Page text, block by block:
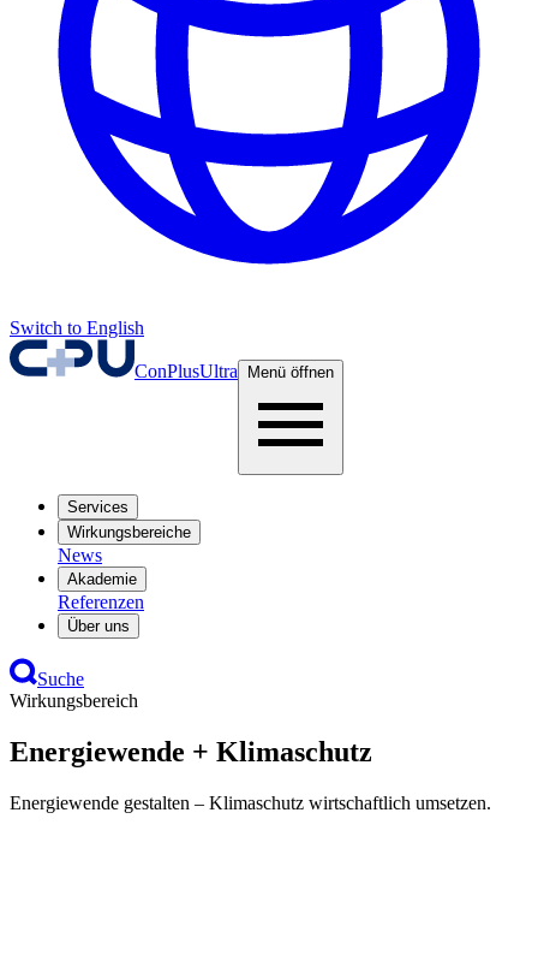
Switch to English
ConPlusUltra Menü öffnen
Services
Wirkungsbereiche
News
Akademie
Referenzen
Über uns
Suche
Wirkungsbereich
Energiewende + Klimaschutz
Energiewende gestalten – Klimaschutz wirtschaftlich umsetzen.